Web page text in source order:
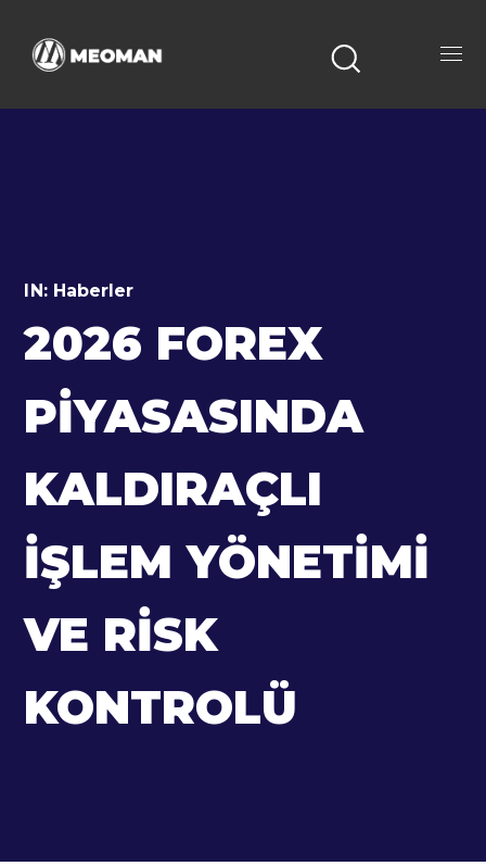
IN: Haberler
2026 FOREX
PIYASASINDA
KALDIRAÇLI
İŞLEM YÖNETIMI
VE RISK
KONTROLÜ